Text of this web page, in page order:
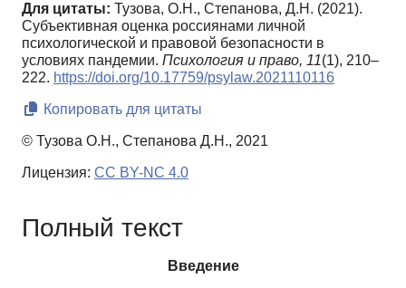
Для цитаты: Тузова, О.Н., Степанова, Д.Н. (2021).
Субъективная оценка россиянами личной
психологической и правовой безопасности в
условиях пандемии. Психология и право, 11(1), 210–
222. https://doi.org/10.17759/psylaw.2021110116
Копировать для цитаты
© Тузова О.Н., Степанова Д.Н., 2021
Лицензия: CC BY-NC 4.0
Полный текст
Введение